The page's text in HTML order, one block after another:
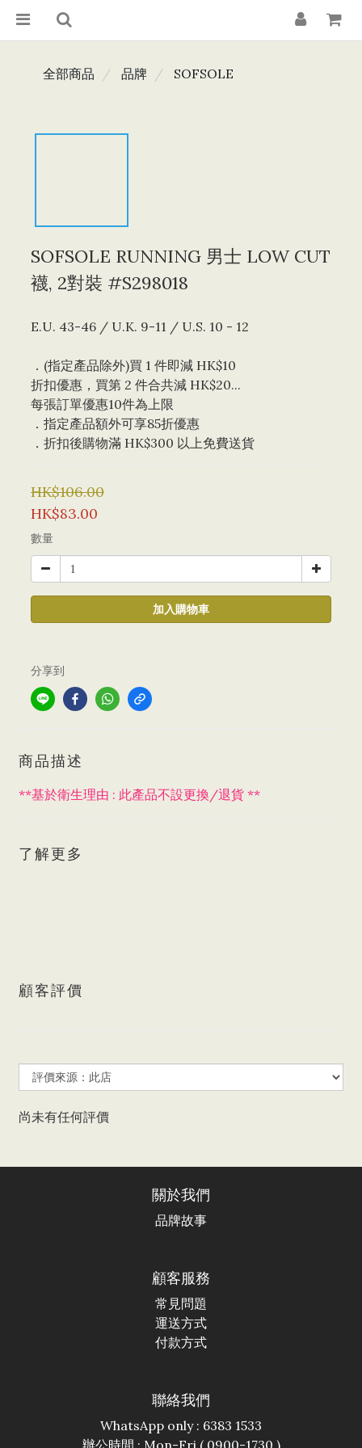
全部商品 品牌 SOFSOLE
SOFSOLE RUNNING 男士 LOW CUT
襪, 2對裝 #S298018
E.U. 43-46 / U.K. 9-11 / U.S. 10 - 12
．(指定產品除外)買 1 件即減 HK$10
折扣優惠，買第 2 件合共減 HK$20...
每張訂單優惠10件為上限
．指定產品額外可享85折優惠
．折扣後購物滿 HK$300 以上免費送貨
HK$106.00
HK$83.00
數量
加入購物車
分享到
商品描述
**基於衛生理由 : 此產品不設更換/退貨 **
了解更多
顧客評價
尚未有任何評價
關於我們
品牌故事
顧客服務
常見問題
運送方式
付款方式
聯絡我們
WhatsApp only : 6383 1533
辦公時間 : Mon-Fri ( 0900-1730 )